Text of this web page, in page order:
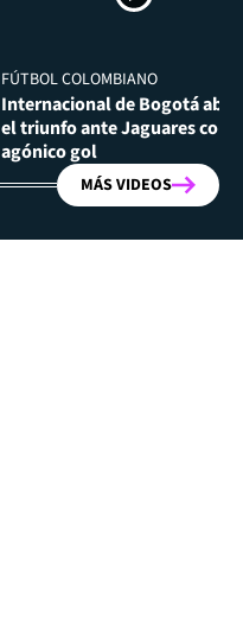
FÚTBOL COLOMBIANO
Internacional de Bogotá
el triunfo ante Jaguares con
agónico gol
MÁS VIDEOS